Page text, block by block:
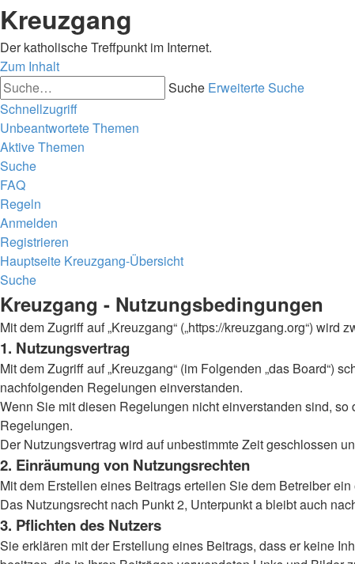
Kreuzgang
Der katholische Treffpunkt im Internet.
Zum Inhalt
Suche Erweiterte Suche
Schnellzugriff
Unbeantwortete Themen
Aktive Themen
Suche
FAQ
Regeln
Anmelden
Registrieren
Hauptseite Kreuzgang-Übersicht
Suche
Kreuzgang - Nutzungsbedingungen
Mit dem Zugriff auf „Kreuzgang“ („https://kreuzgang.org“)
1. Nutzungsvertrag
Mit dem Zugriff auf „Kreuzgang“ (im Folgenden „das Board“)
nachfolgenden Regelungen einverstanden.
Wenn Sie mit diesen Regelungen nicht einverstanden sind,
Regelungen.
Der Nutzungsvertrag wird auf unbestimmte Zeit geschlossen
2. Einräumung von Nutzungsrechten
Mit dem Erstellen eines Beitrags erteilen Sie dem Betreiber
Das Nutzungsrecht nach Punkt 2, Unterpunkt a bleibt auch
3. Pflichten des Nutzers
Sie erklären mit der Erstellung eines Beitrags, dass er keine